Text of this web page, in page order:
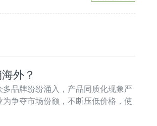
外？
品牌纷纷涌入，产品同质化现象严
争夺市场份额，不断压低价格，使